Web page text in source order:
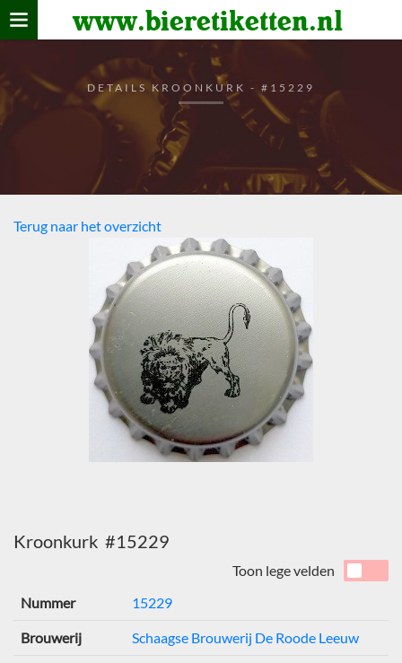
www.bieretiketten.nl
Home
De bierkaart
DETAILS KROONKURK - #15229
Terug naar het overzicht
Kroonkurk #15229
Toon lege velden
Nummer
15229
Brouwerij Schaagse Brouwerij De Roode Leeuw